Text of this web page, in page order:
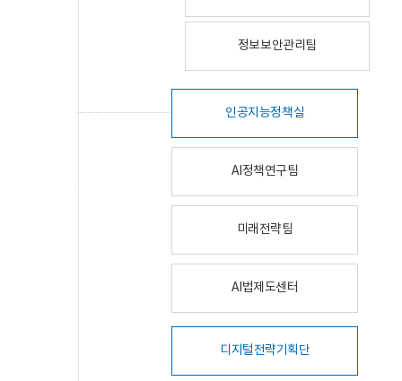
정보보안관리팀
인공지능정책실
AI정책연구팀
미래전략팀
AI법제도센터
디지털전략기획단